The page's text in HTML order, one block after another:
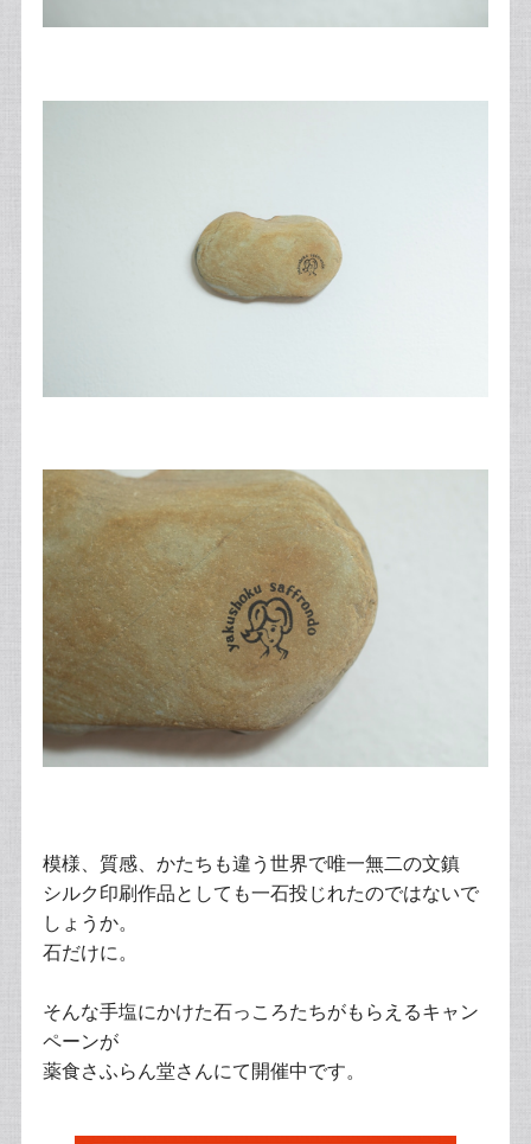
模様、質感、かたちも違う世界で唯一無二の文鎮
シルク印刷作品としても一石投じれたのではないで
しょうか。
石だけに。
そんな手塩にかけた石っころたちがもらえるキャン
ペーンが
薬食さふらん堂さんにて開催中です。